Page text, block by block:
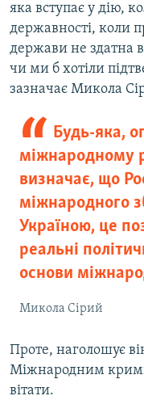
яка вступає у дію,
державності, коли
держави не здатна
чи ми б хотіли
зазначає Микола
Будь-яка,
міжнародному
визначає, що
міжнародного
Україною, це
реальні
основи
Микола Сірий
Проте, наголошує
Міжнародним
вітати.